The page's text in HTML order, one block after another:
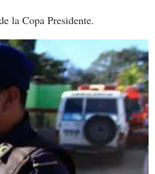
la Copa Presidente.